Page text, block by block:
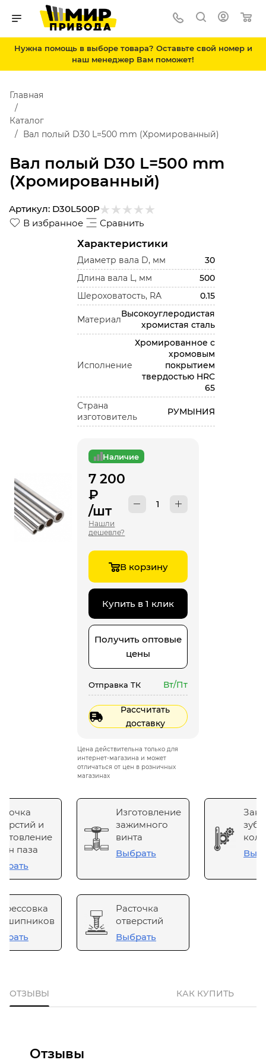
Нужна помощь в выборе товара? Оставьте свой номер и
наш менеджер Вам поможет!
Вал полый D30 L=500 mm
(Хромированный)
Главная
Каталог
Вал полый D30 L=500 mm (Хромированный)
В избранное Сравнить
Артикул: D30L500P
Характеристики
Диаметр вала D, мм
30
Длина вала L, мм
500
Шероховатость, RA
0.15
Материал
Высокоуглеродистая
хромистая сталь
Исполнение
Хромированное с
хромовым
покрытием
твердостью HRC
65
Страна
изготовитель
РУМЫНИЯ
Наличие
7 200
₽
/шт
Нашли
дешевле?
В корзину
Купить в 1 клик
Получить оптовые
цены
Отправка ТК Вт/Пт
Рассчитать
доставку
Цена действительна только для
интернет-магазина и может
отличаться от цен в розничных
магазинах
и
паза
Изготовление
зажимного
винта
Выбрать
Расточка
отверстий
Выбрать
ОТЗЫВЫ КАК КУПИТЬ
Отзывы